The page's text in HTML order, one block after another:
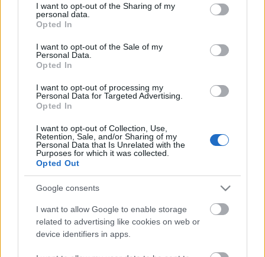
not limited to your visit or usage behaviour. You may click to
grant or deny consent to Google and its third-party tags to
use your data for below specified purposes in below Google
consent section.
I want to opt-out of the Sharing of my
personal data.
Opted In
I want to opt-out of the Sale of my
Personal Data.
Opted In
I want to opt-out of processing my
Personal Data for Targeted Advertising.
Opted In
I want to opt-out of Collection, Use,
Retention, Sale, and/or Sharing of my
Personal Data that Is Unrelated with the
Purposes for which it was collected.
Opted Out
Google consents
I want to allow Google to enable storage
related to advertising like cookies on web or
device identifiers in apps.
átértelmezését igényli. A sokféle, modern
kommunikációs eszköz, a komputer másféle
oktatást igényel. Ezt mutatja be a Moholy-Nagy
Művészeti Egyetem Vizuális Kommunikációs
Szakának professzora.
A színházi gazdálkodás javítható a tudatosan
kialakított beszállítói kapcsolatokkal. Hogyan
alkalmazható a szállítói marketing?
És még egyéb érdekességek...
forrás: Színpad / MSzTSz